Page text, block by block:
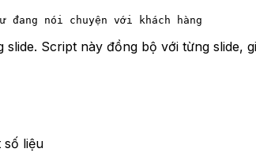
nói chuyện với khách hàng
Script này đồng bộ với từng slide,
số liệu